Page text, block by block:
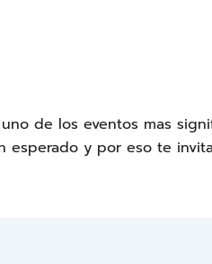
de los eventos mas
esperado y por eso te